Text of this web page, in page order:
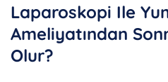
Laparoskopi Ile
Ameliyatından
Olur?